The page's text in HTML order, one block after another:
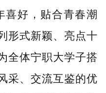
喜好，贴合青春潮
形式新颖、亮点十
全体宁职大学子搭
采、交流互鉴的优